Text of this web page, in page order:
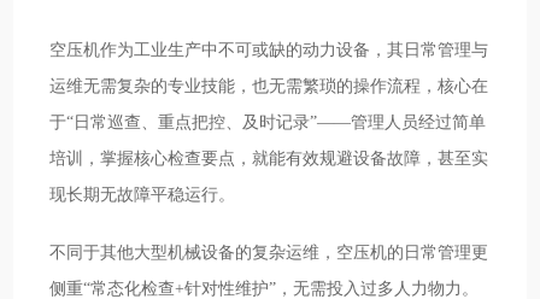
空压机作为工业生产中不可或缺的动力设备，其日常管理与
运维无需复杂的专业技能，也无需繁琐的操作流程，核心在
于“日常巡查、重点把控、及时记录”——管理人员经过简单
培训，掌握核心检查要点，就能有效规避设备故障，甚至实
现长期无故障平稳运行。
不同于其他大型机械设备的复杂运维，空压机的日常管理更
侧重“常态化检查+针对性维护”，无需投入过多人力物力。